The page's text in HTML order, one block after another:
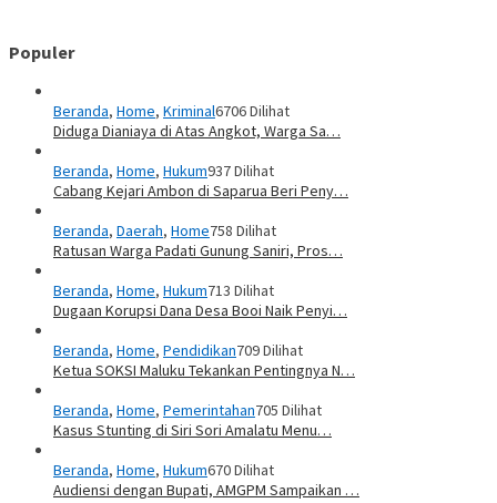
Populer
Beranda, Home, Kriminal6706 Dilihat
Diduga Dianiaya di Atas Angkot, Warga Sa…
Beranda, Home, Hukum937 Dilihat
Cabang Kejari Ambon di Saparua Beri Peny…
Beranda, Daerah, Home758 Dilihat
Ratusan Warga Padati Gunung Saniri, Pros…
Beranda, Home, Hukum713 Dilihat
Dugaan Korupsi Dana Desa Booi Naik Penyi…
Beranda, Home, Pendidikan709 Dilihat
Ketua SOKSI Maluku Tekankan Pentingnya N…
Beranda, Home, Pemerintahan705 Dilihat
Kasus Stunting di Siri Sori Amalatu Menu…
Beranda, Home, Hukum670 Dilihat
Audiensi dengan Bupati, AMGPM Sampaikan …